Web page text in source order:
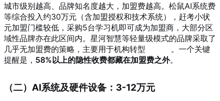
城市级别越高、品牌知名度越大，加盟费越高。松鼠AI系统费
等综合投入约30万元（含加盟授权和技术系统），赶考小状
元加盟门槛较低，采购5台学习机即可成为加盟商，大部分区
域性品牌亦在此区间内。星河智慧等轻量级模式的品牌采取了
几乎无加盟费的策略，主要用于机构转型
。一个关键
提醒是， 58%以上的隐性收费都藏在加盟费之外。
（二）AI系统及硬件设备：3-12万元